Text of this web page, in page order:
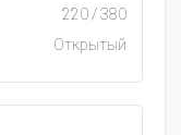
220 / 380
Открытый